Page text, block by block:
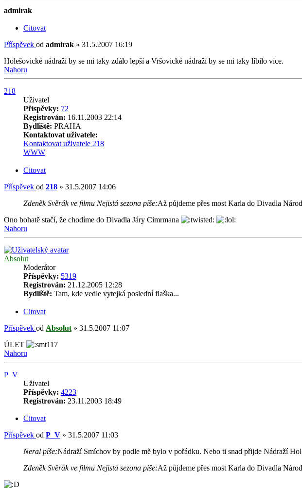
admirak
Citovat
Příspěvek od admirak » 31.5.2007 16:19
Holešovické nádraží by se mi taky zdálo lepší a Vršovické nádraží by se mi taky líbilo více.
Nahoru
218
Uživatel
Příspěvky: 72
Registrován: 16.11.2003 22:14
Bydliště: PRAHA
Kontaktovat uživatele:
Kontaktovat uživatele 218
WWW
Citovat
Příspěvek od 218 » 31.5.2007 14:06
Zdeněk Svěrák ve filmu Nejistá sezona píše:Až půjdeme přes most Karla do Divadla
Ono bohatě stačí, že chodíme do Divadla Járy Cimrmana
Nahoru
Absolut
Moderátor
Příspěvky: 5319
Registrován: 21.12.2005 12:28
Bydliště: Tam, kde vedle vytejká poslední flaška...
Citovat
Příspěvek od Absolut » 31.5.2007 11:07
ÚLET
Nahoru
P_V
Uživatel
Příspěvky: 4223
Registrován: 23.11.2003 18:49
Citovat
Příspěvek od P_V » 31.5.2007 11:03
Neral píše:Nádraží Smíchov by podle mě bylo v pořádku. Nebo ti snad přijde Nádraží
Zdeněk Svěrák ve filmu Nejistá sezona píše:Až půjdeme přes most Karla do Divadla